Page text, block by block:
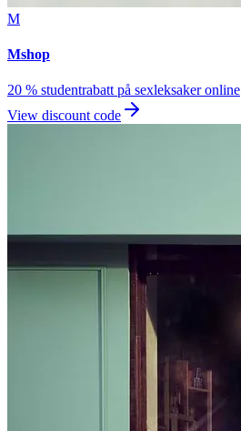
M
Mshop
20 % studentrabatt på sexleksaker online
View discount code